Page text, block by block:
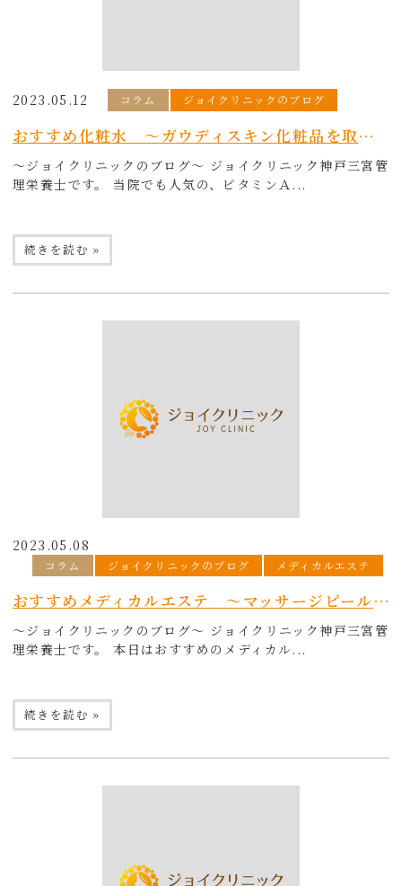
2023.05.12 コラム ジョイクリニックのブログ
おすすめ化粧水 ～ガウディスキン化粧品を取り扱っています～
～ジョイクリニックのブログ～ ジョイクリニック神戸三宮管
理栄養士です。 当院でも人気の、ビタミンＡ...
続きを読む »
2023.05.08
コラム ジョイクリニックのブログ メディカルエステ
おすすめメディカルエステ ～マッサージピール～
～ジョイクリニックのブログ～ ジョイクリニック神戸三宮管
理栄養士です。 本日はおすすめのメディカル...
続きを読む »